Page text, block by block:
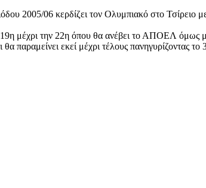
2005/06 κερδίζει τον Ολυμπιακό στο Τσίρειο
μέχρι την 22η όπου θα ανέβει το ΑΠΟΕΛ όμως
εκεί μέχρι τέλους πανηγυρίζοντας